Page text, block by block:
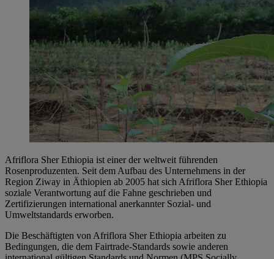
Afriflora Sher Ethiopia ist einer der weltweit führenden
Rosenproduzenten. Seit dem Aufbau des Unternehmens in der
Region Ziway in Äthiopien ab 2005 hat sich Afriflora Sher Ethiopia
soziale Verantwortung auf die Fahne geschrieben und
Zertifizierungen international anerkannter Sozial- und
Umweltstandards erworben.
Die Beschäftigten von Afriflora Sher Ethiopia arbeiten zu
Bedingungen, die dem Fairtrade-Standards sowie anderen